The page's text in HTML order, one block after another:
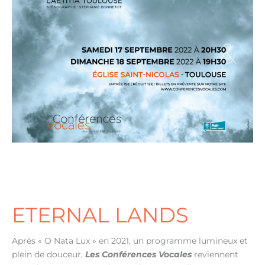
ETERNAL LANDS
Après « O Nata Lux » en 2021, un programme lumineux et
plein de douceur, Les Conférences Vocales reviennent